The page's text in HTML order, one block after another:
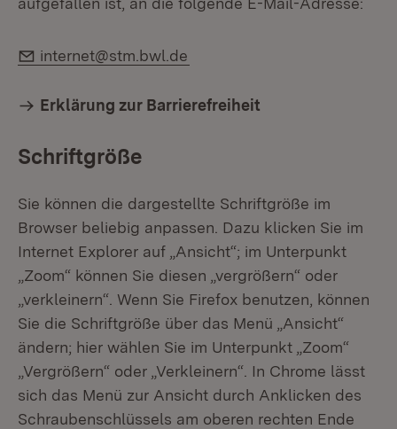
E-Mail:
internet@stm.bwl.de
Erklärung zur Barrierefreiheit
Schriftgröße
Sie können die dargestellte Schriftgröße im
Browser beliebig anpassen. Dazu klicken Sie im
Internet Explorer auf „Ansicht“; im Unterpunkt
„Zoom“ können Sie diesen „vergrößern“ oder
„verkleinern“. Wenn Sie Firefox benutzen, können
Sie die Schriftgröße über das Menü „Ansicht“
ändern; hier wählen Sie im Unterpunkt „Zoom“
„Vergrößern“ oder „Verkleinern“. In Chrome lässt
sich das Menü zur Ansicht durch Anklicken des
Schraubenschlüssels am oberen rechten Ende